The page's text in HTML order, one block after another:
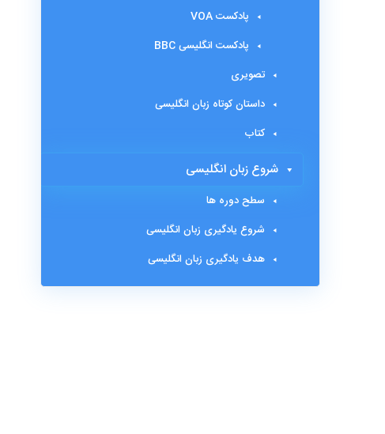
پادکست VOA
پادکست انگلیسی BBC
تصویری
داستان کوتاه زبان انگلیسی
کتاب
شروع زبان انگلیسی
سطح دوره ها
شروع یادگیری زبان انگلیسی
هدف یادگیری زبان انگلیسی